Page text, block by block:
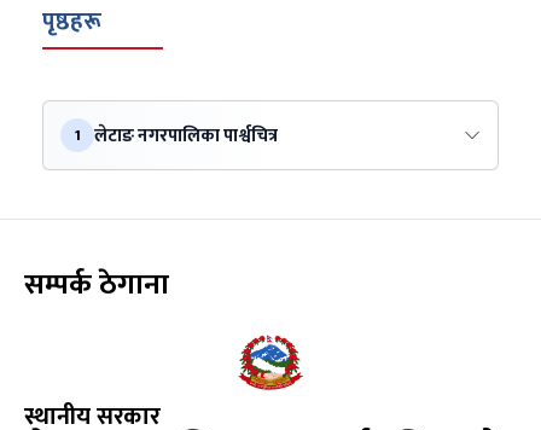
पृष्ठहरू
1 लेटाङ नगरपालिका पार्श्वचित्र
सम्पर्क ठेगाना
स्थानीय सरकार